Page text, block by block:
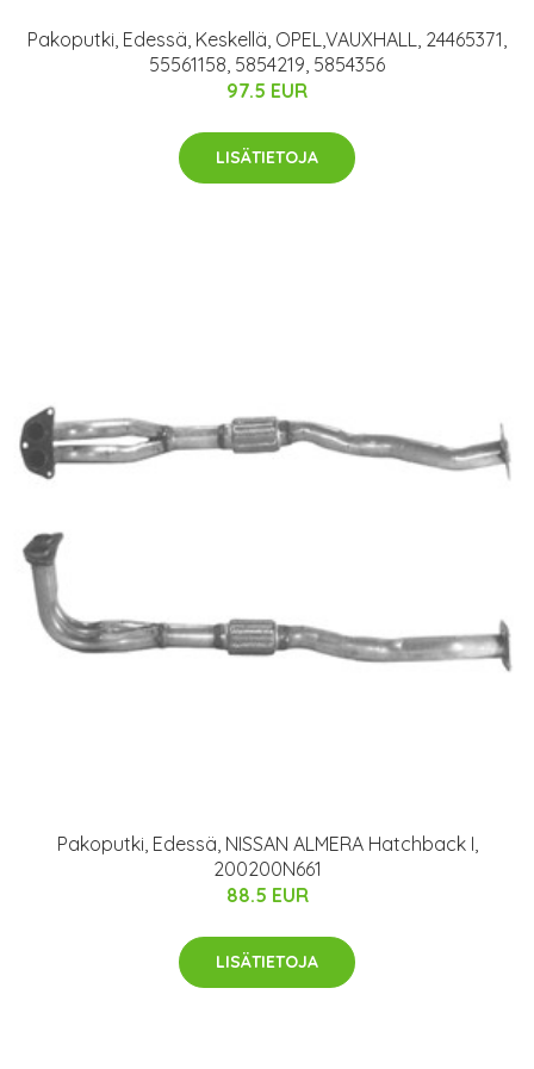
Pakoputki, Edessä, Keskellä, OPEL,VAUXHALL, 24465371,
55561158, 5854219, 5854356
97.5 EUR
LISÄTIETOJA
Pakoputki, Edessä, NISSAN ALMERA Hatchback I,
200200N661
88.5 EUR
LISÄTIETOJA